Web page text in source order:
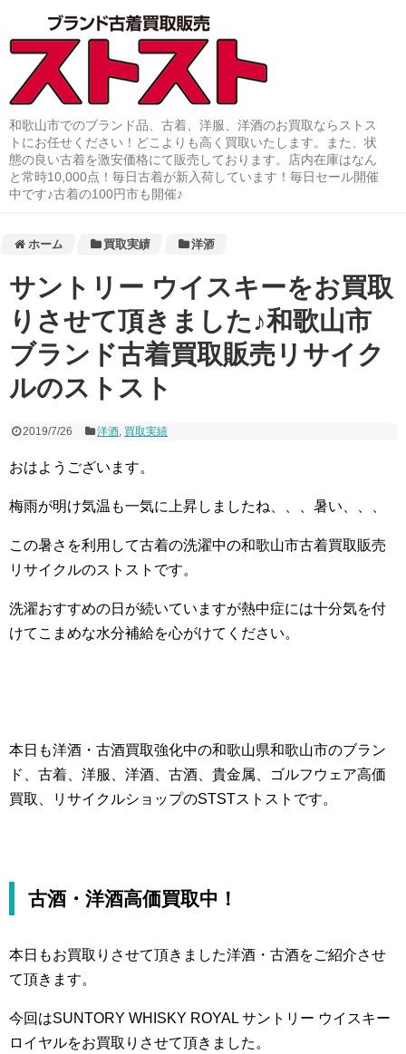
和歌山市でのブランド品、古着、洋服、洋酒のお買取ならストス
トにお任せください！どこよりも高く買取いたします。また、状
態の良い古着を激安価格にて販売しております。店内在庫はなん
と常時10,000点！毎日古着が新入荷しています！毎日セール開催
中です♪古着の100円市も開催♪
ホーム 買取実績 洋酒
サントリー ウイスキーをお買取
りさせて頂きました♪和歌山市
ブランド古着買取販売リサイク
ルのストスト
2019/7/26 洋酒, 買取実績
おはようございます。
梅雨が明け気温も一気に上昇しましたね、、、暑い、、、
この暑さを利用して古着の洗濯中の和歌山市古着買取販売
リサイクルのストストです。
洗濯おすすめの日が続いていますが熱中症には十分気を付
けてこまめな水分補給を心がけてください。
本日も洋酒・古酒買取強化中の和歌山県和歌山市のブラン
ド、古着、洋服、洋酒、古酒、貴金属、ゴルフウェア高価
買取、リサイクルショップのSTSTストストです。
古酒・洋酒高価買取中！
本日もお買取りさせて頂きました洋酒・古酒をご紹介させ
て頂きます。
今回はSUNTORY WHISKY ROYAL サントリー ウイスキー
ロイヤルをお買取りさせて頂きました。